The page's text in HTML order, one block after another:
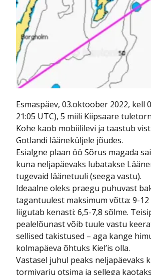
Esmaspäev, 03.oktoober 2022, kell
21:05 UTC), 5 miili Kiipsaare
Kohe kaob mobiililevi ja taastub
Gotlandi lääneküljele jõudes.
Esialgne plaan öö Sõrus magada
kuna neljapäevaks lubatakse
tugevaid läänetuuli (seega vastu).
Ideaalne oleks praegu puhuvast
tagantuulest maksimum võtta: 9-12
liigutab kenasti: 6,5-7,8 sõlme.
pealelõunast võib tuule vastu
sellised takistused – aga kange
kolmapäeva õhtuks Kiel’is olla.
Vastasel juhul peaks neljapäevaks
tormivarju otsima ja sellega